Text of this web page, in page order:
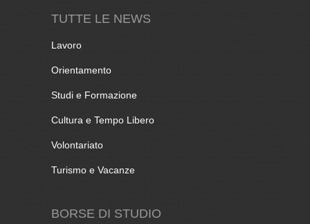
TUTTE LE NEWS
Lavoro
Orientamento
Studi e Formazione
Cultura e Tempo Libero
Volontariato
Turismo e Vacanze
BORSE DI STUDIO